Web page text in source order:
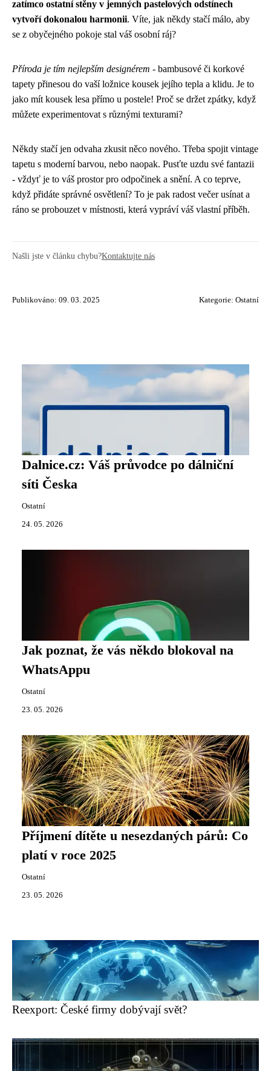
zatímco ostatní stěny v jemných pastelových odstínech
vytvoří dokonalou harmonii. Víte, jak někdy stačí málo, aby
se z obyčejného pokoje stal váš osobní ráj?
Příroda je tím nejlepším designérem - bambusové či korkové
tapety přinesou do vaší ložnice kousek jejího tepla a klidu. Je to
jako mít kousek lesa přímo u postele! Proč se držet zpátky, když
můžete experimentovat s různými texturami?
Někdy stačí jen odvaha zkusit něco nového. Třeba spojit vintage
tapetu s moderní barvou, nebo naopak. Pusťte uzdu své fantazii
- vždyť je to váš prostor pro odpočinek a snění. A co teprve,
když přidáte správné osvětlení? To je pak radost večer usínat a
ráno se probouzet v místnosti, která vypráví váš vlastní příběh.
Našli jste v článku chybu?Kontaktujte nás
Publikováno: 09. 03. 2025 Kategorie: Ostatní
Dalnice.cz: Váš průvodce po dálniční
síti Česka
Ostatní
24. 05. 2026
Jak poznat, že vás někdo blokoval na
WhatsAppu
Ostatní
23. 05. 2026
Příjmení dítěte u nesezdaných párů: Co
platí v roce 2025
Ostatní
23. 05. 2026
Reexport: České firmy dobývají svět?